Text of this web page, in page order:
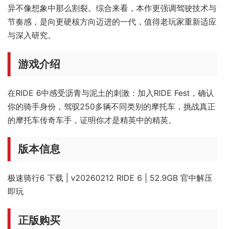
异不像想象中那么割裂。综合来看，本作更强调驾驶技术与
节奏感，是向更硬核方向迈进的一代，值得老玩家重新适应
与深入研究。
游戏介绍
在RIDE 6中感受沥青与泥土的刺激：加入RIDE Fest，确认
你的骑手身份，驾驭250多辆不同类别的摩托车，挑战真正
的摩托车传奇车手，证明你才是精英中的精英。
版本信息
极速骑行6 下载 | v20260212 RIDE 6 | 52.9GB 官中解压
即玩
正版购买